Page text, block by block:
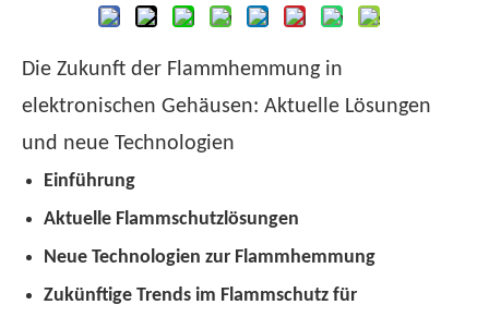
Die Zukunft der Flammhemmung in
elektronischen Gehäusen: Aktuelle Lösungen
und neue Technologien
Einführung
Aktuelle Flammschutzlösungen
Neue Technologien zur Flammhemmung
Zukünftige Trends im Flammschutz für